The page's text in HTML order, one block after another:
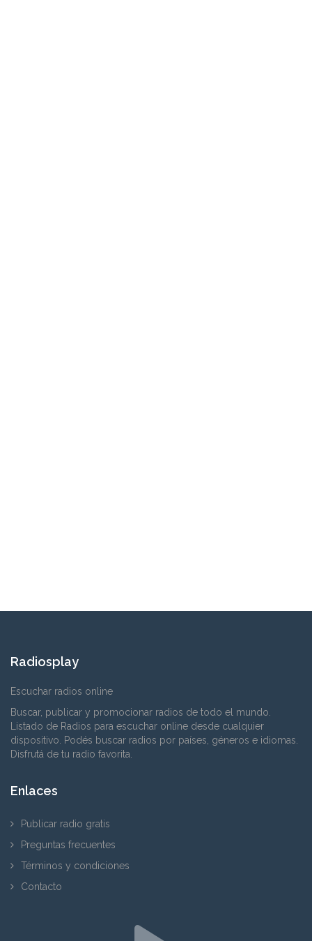
Radiosplay
Escuchar radios online
Buscar, publicar y promocionar radios de todo el mundo.
Listado de Radios para escuchar online desde cualquier
dispositivo. Podés buscar radios por países, géneros e idiomas.
Disfrutá de tu radio favorita.
Enlaces
Publicar radio gratis
Preguntas frecuentes
Términos y condiciones
Contacto